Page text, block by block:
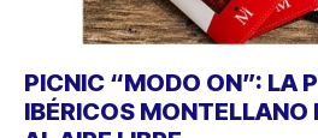
PICNIC “MODO ON”: LA
IBÉRICOS MONTELLANO